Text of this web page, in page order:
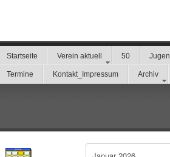
Startseite Verein aktuell 50
Termine Kontakt_Impressum Archiv